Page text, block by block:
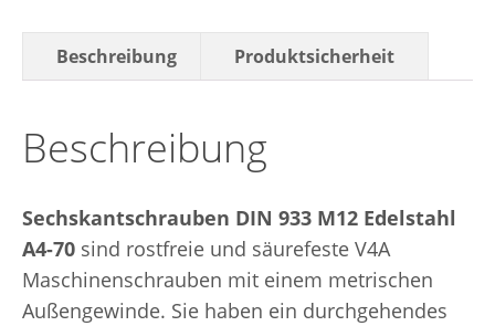
Beschreibung Produktsicherheit
Beschreibung
Sechskantschrauben DIN 933 M12 Edelstahl
A4-70 sind rostfreie und säurefeste V4A
Maschinenschrauben mit einem metrischen
Außengewinde. Sie haben ein durchgehendes